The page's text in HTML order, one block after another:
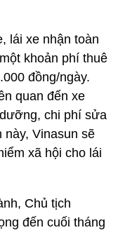
lái xe nhận toàn
khoản phí thuê
đồng/ngày.
quan đến xe
chi phí sửa
này, Vinasun sẽ
xã hội cho lái
Chủ tịch
đến cuối tháng